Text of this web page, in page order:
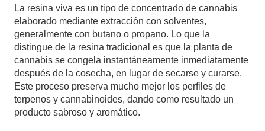
La resina viva es un tipo de concentrado de cannabis
elaborado mediante extracción con solventes,
generalmente con butano o propano. Lo que la
distingue de la resina tradicional es que la planta de
cannabis se congela instantáneamente inmediatamente
después de la cosecha, en lugar de secarse y curarse.
Este proceso preserva mucho mejor los perfiles de
terpenos y cannabinoides, dando como resultado un
producto sabroso y aromático.